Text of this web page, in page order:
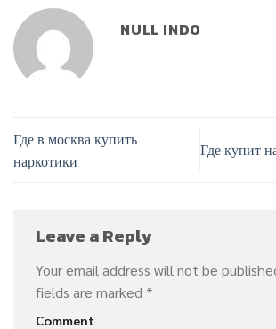
NULL INDO
Где в москва купить
наркотики
Где купит
Leave a Reply
Your email address will not be
fields are marked *
Comment